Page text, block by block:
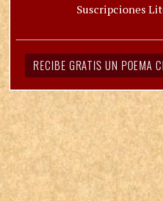
Suscripciones
RECIBE GRATIS UN POEMA